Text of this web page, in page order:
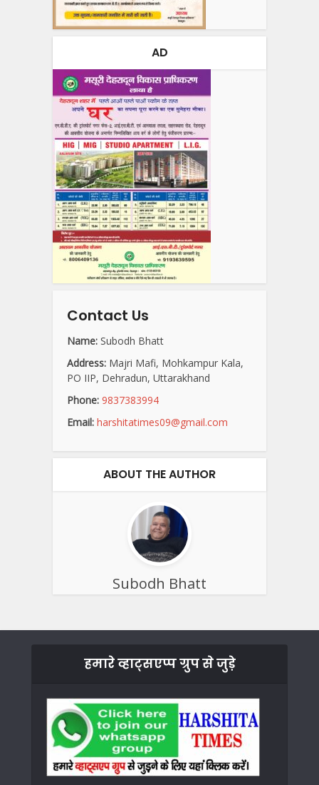
AD
Contact Us
Name: Subodh Bhatt
Address: Majri Mafi, Mohkampur Kala,
PO IIP, Dehradun, Uttarakhand
Phone: 9837383994
Email: harshitatimes09@gmail.com
ABOUT THE AUTHOR
Subodh Bhatt
हमारे व्हाट्सएप्प ग्रुप से जुड़े